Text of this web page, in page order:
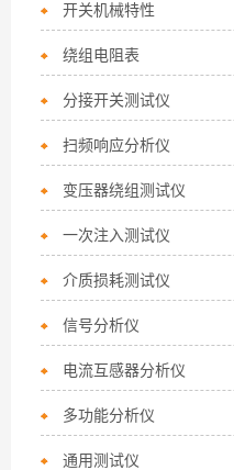
开关机械特性
绕组电阻表
分接开关测试仪
扫频响应分析仪
变压器绕组测试仪
一次注入测试仪
介质损耗测试仪
信号分析仪
电流互感器分析仪
多功能分析仪
通用测试仪